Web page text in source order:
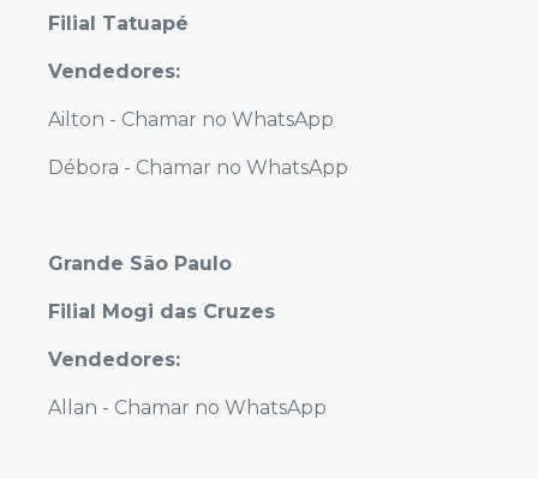
Filial Tatuapé
Vendedores:
Ailton - Chamar no WhatsApp
Débora - Chamar no WhatsApp
Grande São Paulo
Filial Mogi das Cruzes
Vendedores:
Allan - Chamar no WhatsApp